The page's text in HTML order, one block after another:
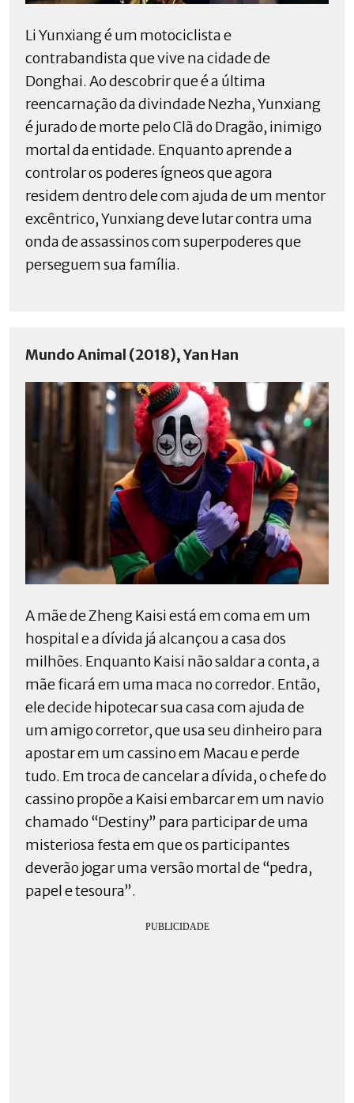
Li Yunxiang é um motociclista e
contrabandista que vive na cidade de
Donghai. Ao descobrir que é a última
reencarnação da divindade Nezha, Yunxiang
é jurado de morte pelo Clã do Dragão, inimigo
mortal da entidade. Enquanto aprende a
controlar os poderes ígneos que agora
residem dentro dele com ajuda de um mentor
excêntrico, Yunxiang deve lutar contra uma
onda de assassinos com superpoderes que
perseguem sua família.
Mundo Animal (2018), Yan Han
A mãe de Zheng Kaisi está em coma em um
hospital e a dívida já alcançou a casa dos
milhões. Enquanto Kaisi não saldar a conta, a
mãe ficará em uma maca no corredor. Então,
ele decide hipotecar sua casa com ajuda de
um amigo corretor, que usa seu dinheiro para
apostar em um cassino em Macau e perde
tudo. Em troca de cancelar a dívida, o chefe do
cassino propõe a Kaisi embarcar em um navio
chamado “Destiny” para participar de uma
misteriosa festa em que os participantes
deverão jogar uma versão mortal de “pedra,
papel e tesoura”.